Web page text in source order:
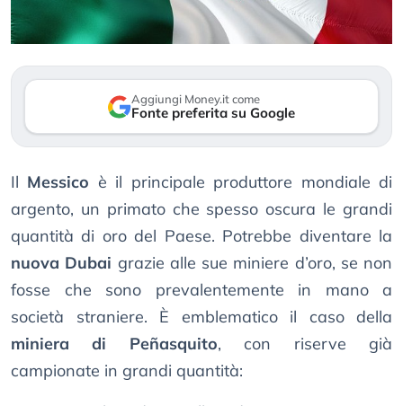
Aggiungi Money.it come
Fonte preferita su Google
Il Messico è il principale produttore mondiale di
argento, un primato che spesso oscura le grandi
quantità di oro del Paese. Potrebbe diventare la
nuova Dubai grazie alle sue miniere d’oro, se non
fosse che sono prevalentemente in mano a
società straniere. È emblematico il caso della
miniera di Peñasquito, con riserve già
campionate in grandi quantità: